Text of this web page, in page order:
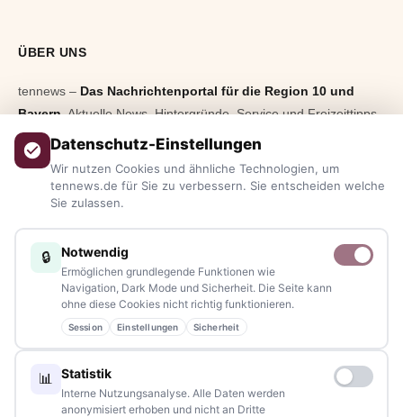
ÜBER UNS
tennews – Das Nachrichtenportal für die Region 10 und
Bayern.Aktuelle News, Hintergründe, Service und Freizeittipps
aus allen Regionen, Städten und Landkreisen.
Blaulicht, von Kultur bis Sport, von Alltagstipps bis
Veranstaltungen – immer aktuell, immer aus Ihrer Nähe.
kennen eine Geschichte, die erzählt werden sollte?
Schreiben Sie uns – gemeinsam mit unseren Leserinnen und
Lesern bleiben wir am Puls der Zeit.
Partnerschaften: info@tennews.de
Datenschutz-Einstellungen
Wir nutzen Cookies und ähnliche Technologien, um
tennews.de für Sie zu verbessern. Sie entscheiden welche
Sie zulassen.
🔒 Notwendig
Ermöglichen grundlegende Funktionen wie
Navigation, Dark Mode und Sicherheit. Die Seite kann
ohne diese Cookies nicht richtig funktionieren.
Session Einstellungen Sicherheit
📊 Statistik
Interne Nutzungsanalyse. Alle Daten werden
anonymisiert erhoben und nicht an Dritte